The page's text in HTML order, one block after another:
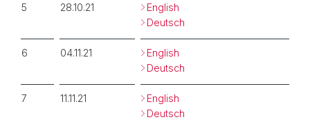
5 28.10.21
English
Deutsch
6 04.11.21
English
Deutsch
7 11.11.21
English
Deutsch